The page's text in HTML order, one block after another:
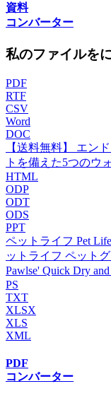
資料
コンバーター
私のファイルを
PDF
RTF
CSV
Word
DOC
【送料無料】 エン
トを備えた5つのウ
HTML
ODP
ODT
ODS
PPT
ペットライフ Pet
ットライフ ペット
Pawlse' Quick Dry
PS
TXT
XLSX
XLS
XML
PDF
コンバーター